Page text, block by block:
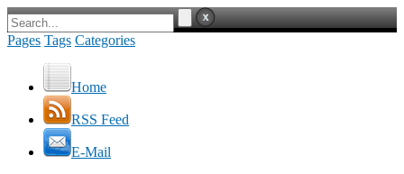
Pages Tags Categories
Home
RSS Feed
E-Mail